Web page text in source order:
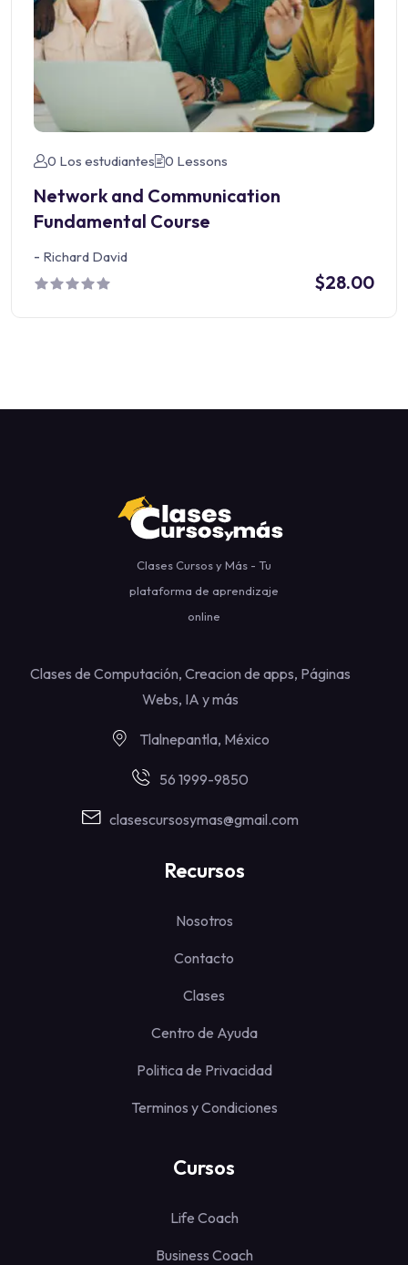
0 Los estudiantes 0 Lessons
Network and Communication
Fundamental Course
- Richard David
$28.00
Clases Cursos y Más - Tu
plataforma de aprendizaje
online
Clases de Computación, Creacion de apps, Páginas
Webs, IA y más
Tlalnepantla, México
56 1999-9850
clasescursosymas@gmail.com
Recursos
Nosotros
Contacto
Clases
Centro de Ayuda
Politica de Privacidad
Terminos y Condiciones
Cursos
Life Coach
Business Coach